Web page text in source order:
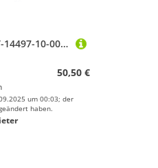
AnRMeT Teile 66T-14497-10-00, Gaszug for YA Außenbordmotor 2T 40HP 66T-14497-10 66T-14497 Bootsteile
50,50 €
um 00:03; der
haben.